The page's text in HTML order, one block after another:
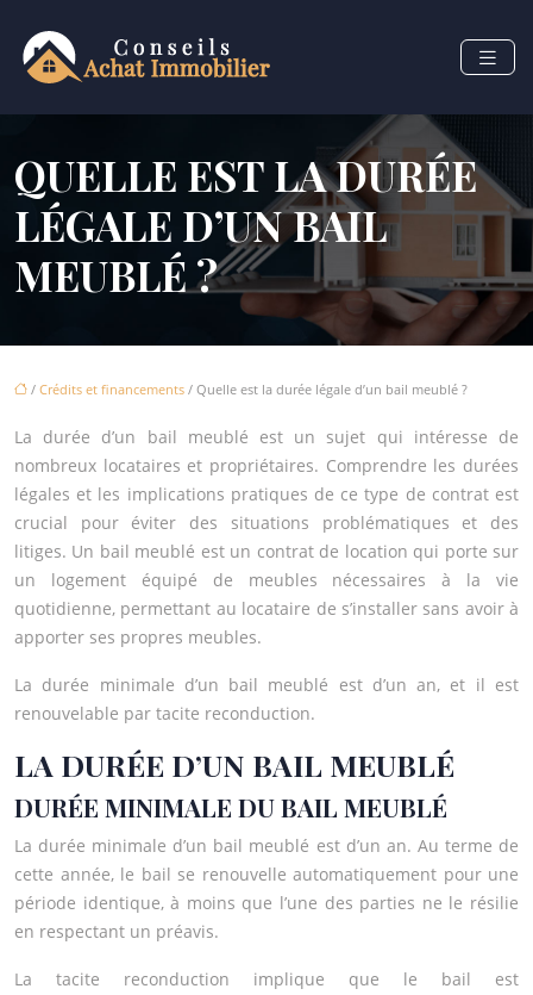
QUELLE EST LA DURÉE
LÉGALE D’UN BAIL
MEUBLÉ ?
/ Crédits et financements / Quelle est la durée légale d’un bail meublé ?
La durée d’un bail meublé est un sujet qui intéresse de
nombreux locataires et propriétaires. Comprendre les durées
légales et les implications pratiques de ce type de contrat est
crucial pour éviter des situations problématiques et des
litiges. Un bail meublé est un contrat de location qui porte sur
un logement équipé de meubles nécessaires à la vie
quotidienne, permettant au locataire de s’installer sans avoir à
apporter ses propres meubles.
La durée minimale d’un bail meublé est d’un an, et il est
renouvelable par tacite reconduction.
LA DURÉE D’UN BAIL MEUBLÉ
DURÉE MINIMALE DU BAIL MEUBLÉ
La durée minimale d’un bail meublé est d’un an. Au terme de
cette année, le bail se renouvelle automatiquement pour une
période identique, à moins que l’une des parties ne le résilie
en respectant un préavis.
La tacite reconduction implique que le bail est